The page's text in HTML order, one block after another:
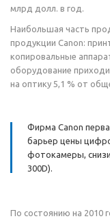
млрд долл. в год.
Наибольшая часть
продукции Canon:
копировальные
оборудование
на оптику 5,1 % от
Фирма Canon
барьер цены
фотокамеры,
300D).
По состоянию на 2010